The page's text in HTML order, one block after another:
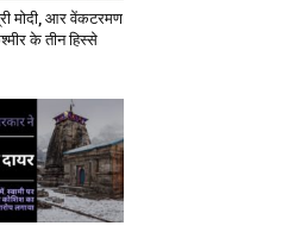
मोदी, आर वेंकटरमण
के तीन हिस्से